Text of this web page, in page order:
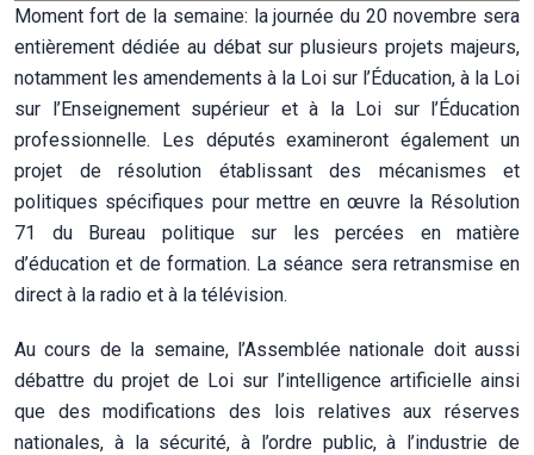
Moment fort de la semaine: la journée du 20 novembre sera
entièrement dédiée au débat sur plusieurs projets majeurs,
notamment les amendements à la Loi sur l’Éducation, à la Loi
sur l’Enseignement supérieur et à la Loi sur l’Éducation
professionnelle. Les députés examineront également un
projet de résolution établissant des mécanismes et
politiques spécifiques pour mettre en œuvre la Résolution
71 du Bureau politique sur les percées en matière
d’éducation et de formation. La séance sera retransmise en
direct à la radio et à la télévision.
Au cours de la semaine, l’Assemblée nationale doit aussi
débattre du projet de Loi sur l’intelligence artificielle ainsi
que des modifications des lois relatives aux réserves
nationales, à la sécurité, à l’ordre public, à l’industrie de